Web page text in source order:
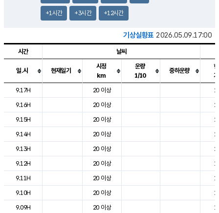
+1시간 +3시간 +12시간
기상실황표 2026.05.09.17:00
도시별 기상실황표로 지점, 날씨, 기온, 강수, 바람, 기압등을 안내한 표입
시간 날씨
일.시 현재일기
시정
km
운량
1/10
중하운량
9.17H
20 이상
9.16H
20 이상
9.15H
20 이상
9.14H
20 이상
9.13H
20 이상
9.12H
20 이상
9.11H
20 이상
9.10H
20 이상
9.09H
20 이상